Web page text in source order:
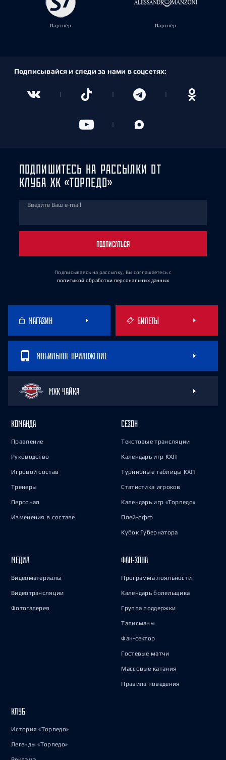
Партнёр Партнёр
Подписывайся и следи за нами в соцсетях:
ПОДПИШИТЕСЬ НА РАССЫЛКИ ОТ
КЛУБА ХК «ТОРПЕДО»
Введите Ваш e-mail
ПОДПИСАТЬСЯ
Подписываясь на рассылку, Вы соглашаетесь с
политикой обработки персональных данных
МАГАЗИН БИЛЕТЫ
МОБИЛЬНОЕ ПРИЛОЖЕНИЕ
МХК ЧАЙКА
КОМАНДА
Правление
Руководство
Игровой состав
Тренеры
Персонал
Изменения в составе
СЕЗОН
Текстовые трансляции
Календарь игр КХЛ
Турнирные таблицы КХЛ
Статистика игроков
Календарь игр «Торпедо»
Плей-офф
Кубок Губернатора
МЕДИА
Видеоматериалы
Видеотрансляции
Фотогалерея
ФАН-ЗОНА
Программа лояльности
Календарь болельщика
Группа поддержки
Талисманы
Фан-сектор
Гостевые матчи
Массовые катания
Правила поведения
КЛУБ
История «Торпедо»
Легенды «Торпедо»